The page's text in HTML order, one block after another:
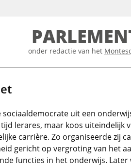
onder redactie van het
uit een
lerares, maar koos uiteindelijk
carrière. Zo organiseerde zij
gericht op vergroting van het
functies in het onderwijs. Later